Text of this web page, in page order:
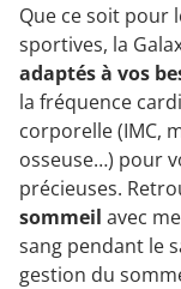
Que ce soit pour
sportives, la
adaptés à vos
la fréquence
corporelle (IMC,
osseuse…) pour
précieuses.
sommeil avec
sang pendant le
gestion du